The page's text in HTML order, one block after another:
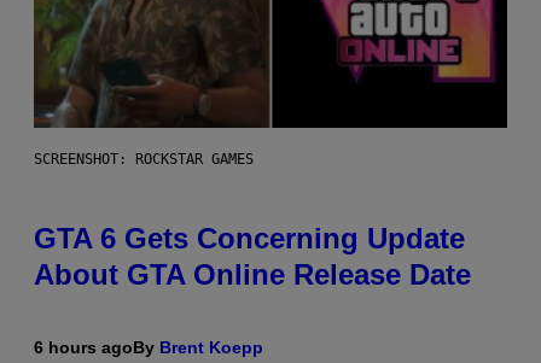
SCREENSHOT: ROCKSTAR GAMES
GTA 6 Gets Concerning Update
About GTA Online Release Date
6 hours agoBy Brent Koepp